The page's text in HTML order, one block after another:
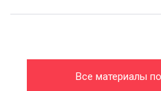
Все материалы